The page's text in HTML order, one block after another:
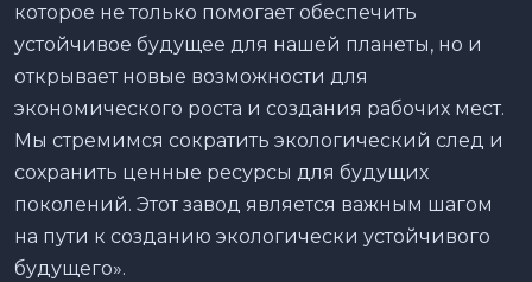
которое не только помогает обеспечить
устойчивое будущее для нашей планеты, но и
открывает новые возможности для
экономического роста и создания рабочих мест.
Мы стремимся сократить экологический след и
сохранить ценные ресурсы для будущих
поколений. Этот завод является важным шагом
на пути к созданию экологически устойчивого
будущего».